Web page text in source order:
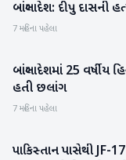
રાષ્ટ્રીય
બાંગ્લાદેશ: દીપુ દાસની
7 મહિના પહેલા
આંતરરાષ્ટ્રીય
બાંગ્લાદેશમાં 25 વર્ષીય
હતી છલાંગ
7 મહિના પહેલા
આંતરરાષ્ટ્રીય
પાકિસ્તાન પાસેથી JF-